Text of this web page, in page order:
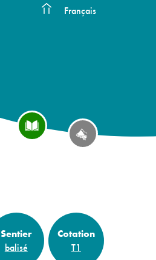
Français
Sentier
balisé
Cotation
T1